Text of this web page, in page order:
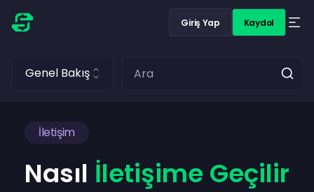
Giriş Yap Kaydol
Genel Bakış
İletişim
Nasıl İletişime Geçilir